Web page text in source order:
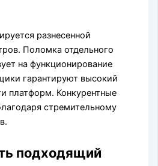
разнесенной
Поломка отдельного
на функционирование
гарантируют высокий
платформ. Конкурентные
стремительному
подходящий